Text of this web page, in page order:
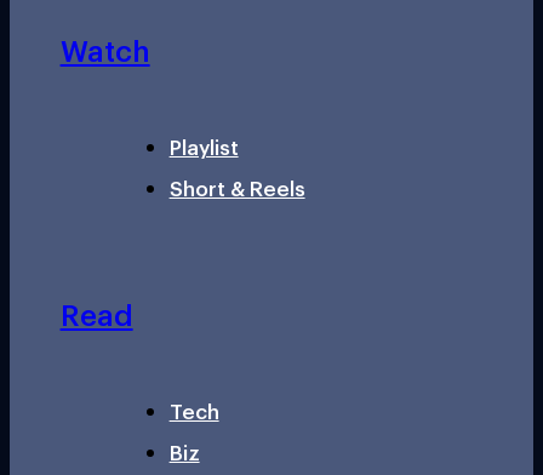
Watch
Playlist
Short & Reels
Read
Tech
Biz